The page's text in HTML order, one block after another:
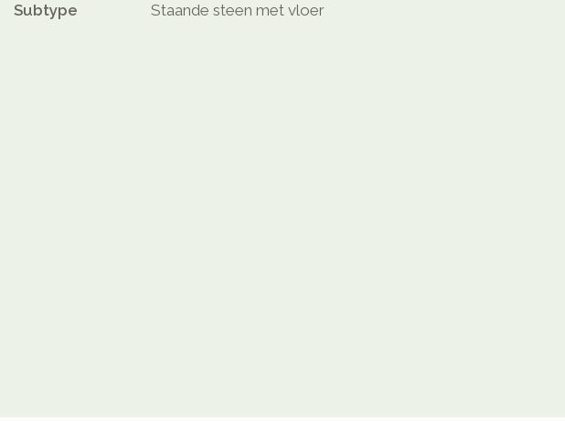
Subtype Staande steen met vloer